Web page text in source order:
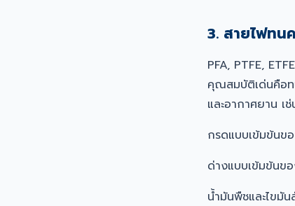
3. สายไฟทน
PFA, PTFE,
คุณสมบัติเด่นคือท
และอากาศยาน เช่
กรดแบบเข้มข้นข
ด่างแบบเข้มข้นข
น้ำมันพืชและไขมั